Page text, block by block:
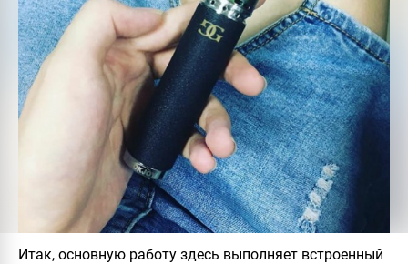
Итак, основную работу здесь выполняет встроенный